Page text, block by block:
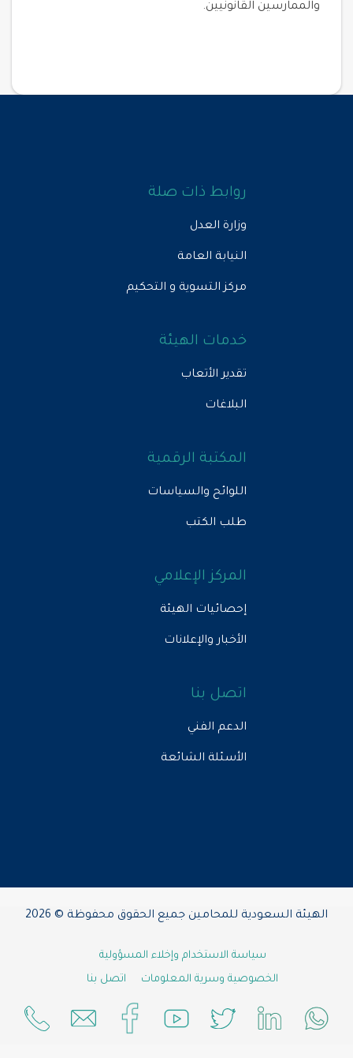
والممارسين القانونيين.
روابط ذات صلة
وزارة العدل
النيابة العامة
مركز التسوية و التحكيم
خدمات الهيئة
تقدير الأتعاب
البلاغات
المكتبة الرقمية
اللوائح والسياسات
طلب الكتب
المركز الإعلامي
إحصائيات الهيئة
الأخبار والإعلانات
اتصل بنا
الدعم الفني
الأسئلة الشائعة
الهيئة السعودية للمحامين جميع الحقوق محفوظة © 2026
سياسة الاستخدام وإخلاء المسؤولية
الخصوصية وسرية المعلومات
اتصل بنا